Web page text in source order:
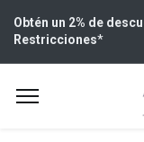
Obtén un 2% de
Restricciones*